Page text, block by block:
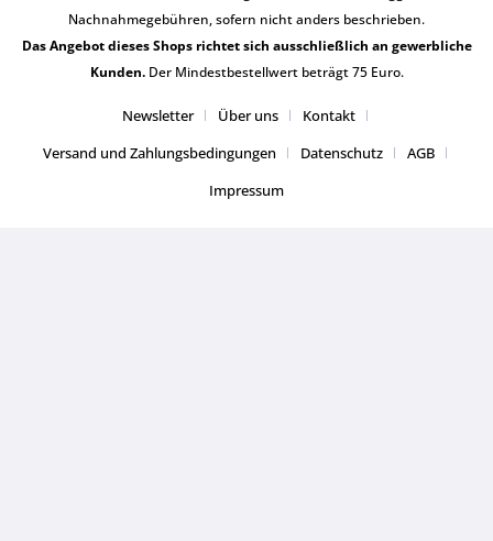
Nachnahmegebühren, sofern nicht anders beschrieben.
Das Angebot dieses Shops richtet sich ausschließlich an gewerbliche
Kunden.Der Mindestbestellwert beträgt 75 Euro.
Newsletter Über uns
Kontakt
Versand und Zahlungsbedingungen
Datenschutz
AGB
Impressum